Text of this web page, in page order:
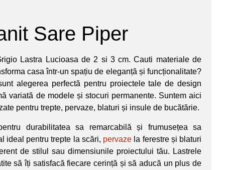
Sare Piper
Lastra Lucioasa de 2 si 3 cm. Cauti materiale de
casa într-un spațiu de eleganță și funcționalitate?
alegerea perfectă pentru proiectele tale de design
variată de modele și stocuri permanente. Suntem aici
pentru trepte, pervaze, blaturi și insule de bucătărie.
durabilitatea sa remarcabilă și frumusețea sa
ideal pentru trepte la scări, pervaze la ferestre și blaturi
de stilul sau dimensiunile proiectului tău. Lastrele
să îți satisfacă fiecare cerință și să aducă un plus de